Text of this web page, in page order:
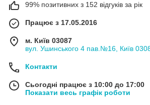
99% позитивних з 152 відгуків за рік
Працює з 17.05.2016
м. Київ 03087
вул. Ушинського 4 пав.№16, Київ
Контакти
Сьогодні працює з 10:00 до 17:00
Показати весь графік роботи